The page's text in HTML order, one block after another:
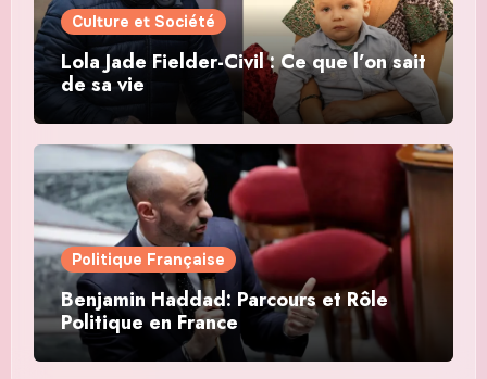
Culture et Société
Lola Jade Fielder-Civil : Ce que l’on sait
de sa vie
Politique Française
Benjamin Haddad: Parcours et Rôle
Politique en France